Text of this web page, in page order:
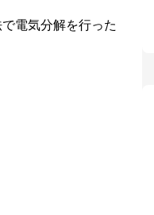
電気分解を行った